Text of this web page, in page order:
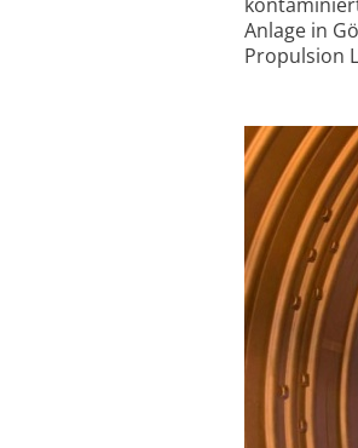
Anlage in
Propulsion